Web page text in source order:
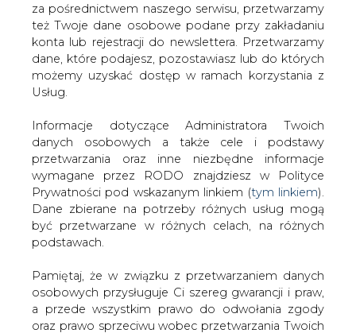
za pośrednictwem naszego serwisu, przetwarzamy
też Twoje dane osobowe podane przy zakładaniu
konta lub rejestracji do newslettera. Przetwarzamy
dane, które podajesz, pozostawiasz lub do których
możemy uzyskać dostęp w ramach korzystania z
Usług.
Informacje dotyczące Administratora Twoich
danych osobowych a także cele i podstawy
przetwarzania oraz inne niezbędne informacje
wymagane przez RODO znajdziesz w Polityce
Prywatności pod wskazanym linkiem (tym linkiem).
Dane zbierane na potrzeby różnych usług mogą
być przetwarzane w różnych celach, na różnych
podstawach.
Pamiętaj, że w związku z przetwarzaniem danych
osobowych przysługuje Ci szereg gwarancji i praw,
a przede wszystkim prawo do odwołania zgody
oraz prawo sprzeciwu wobec przetwarzania Twoich
Strona główna HANDEL EMISJAMI CO2
Notowania
uprawnień do emisji CO2, węgla i paliw
2019-04-29 00:00
skomentuj
udostępnij:
Notowania uprawnień do emisji
CO2, węgla i paliw